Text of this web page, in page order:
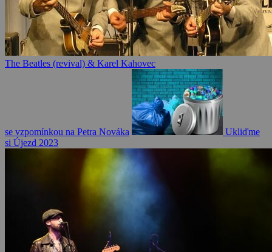
The Beatles (revival) & Karel Kahovec
se vzpomínkou na Petra Nováka
Ukliďme
si Újezd 2023